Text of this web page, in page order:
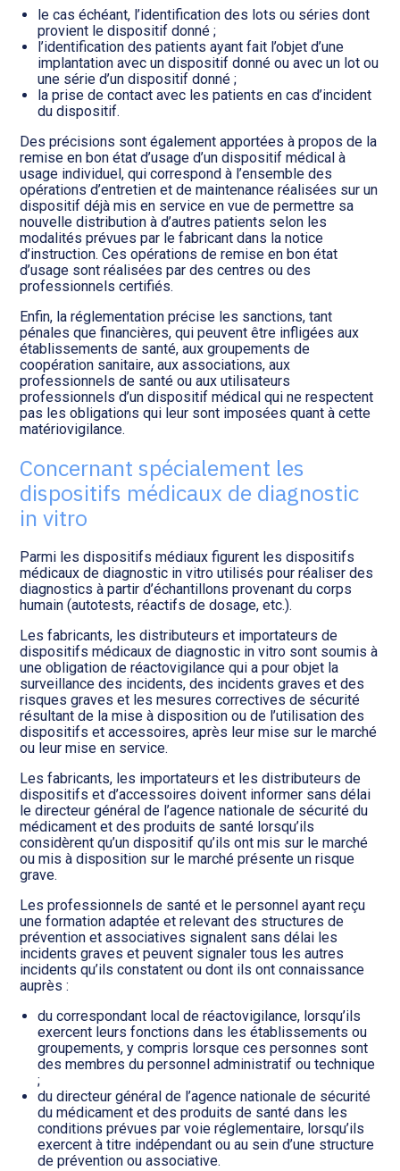
le cas échéant, l’identification des lots ou séries dont
provient le dispositif donné ;
l’identification des patients ayant fait l’objet d’une
implantation avec un dispositif donné ou avec un lot ou
une série d’un dispositif donné ;
la prise de contact avec les patients en cas d’incident
du dispositif.
Des précisions sont également apportées à propos de la
remise en bon état d’usage d’un dispositif médical à
usage individuel, qui correspond à l’ensemble des
opérations d’entretien et de maintenance réalisées sur un
dispositif déjà mis en service en vue de permettre sa
nouvelle distribution à d’autres patients selon les
modalités prévues par le fabricant dans la notice
d’instruction. Ces opérations de remise en bon état
d’usage sont réalisées par des centres ou des
professionnels certifiés.
Enfin, la réglementation précise les sanctions, tant
pénales que financières, qui peuvent être infligées aux
établissements de santé, aux groupements de
coopération sanitaire, aux associations, aux
professionnels de santé ou aux utilisateurs
professionnels d’un dispositif médical qui ne respectent
pas les obligations qui leur sont imposées quant à cette
matériovigilance.
Concernant spécialement les
dispositifs médicaux de diagnostic
in vitro
Parmi les dispositifs médiaux figurent les dispositifs
médicaux de diagnostic in vitro utilisés pour réaliser des
diagnostics à partir d’échantillons provenant du corps
humain (autotests, réactifs de dosage, etc.).
Les fabricants, les distributeurs et importateurs de
dispositifs médicaux de diagnostic in vitro sont soumis à
une obligation de réactovigilance qui a pour objet la
surveillance des incidents, des incidents graves et des
risques graves et les mesures correctives de sécurité
résultant de la mise à disposition ou de l’utilisation des
dispositifs et accessoires, après leur mise sur le marché
ou leur mise en service.
Les fabricants, les importateurs et les distributeurs de
dispositifs et d’accessoires doivent informer sans délai
le directeur général de l’agence nationale de sécurité du
médicament et des produits de santé lorsqu’ils
considèrent qu’un dispositif qu’ils ont mis sur le marché
ou mis à disposition sur le marché présente un risque
grave.
Les professionnels de santé et le personnel ayant reçu
une formation adaptée et relevant des structures de
prévention et associatives signalent sans délai les
incidents graves et peuvent signaler tous les autres
incidents qu’ils constatent ou dont ils ont connaissance
auprès :
du correspondant local de réactovigilance, lorsqu’ils
exercent leurs fonctions dans les établissements ou
groupements, y compris lorsque ces personnes sont
des membres du personnel administratif ou technique
;
du directeur général de l’agence nationale de sécurité
du médicament et des produits de santé dans les
conditions prévues par voie réglementaire, lorsqu’ils
exercent à titre indépendant ou au sein d’une structure
de prévention ou associative.